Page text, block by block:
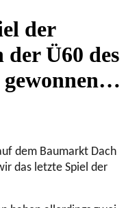
der
der Ü60 des
gewonnen…
dem Baumarkt Dach
das letzte Spiel der